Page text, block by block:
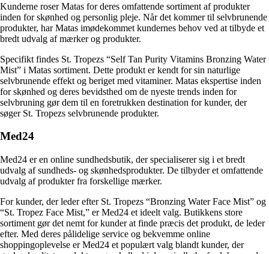
Kunderne roser Matas for deres omfattende sortiment af produkter
inden for skønhed og personlig pleje. Når det kommer til selvbrunende
produkter, har Matas imødekommet kundernes behov ved at tilbyde et
bredt udvalg af mærker og produkter.
Specifikt findes St. Tropezs “Self Tan Purity Vitamins Bronzing Water
Mist” i Matas sortiment. Dette produkt er kendt for sin naturlige
selvbrunende effekt og beriget med vitaminer. Matas ekspertise inden
for skønhed og deres bevidsthed om de nyeste trends inden for
selvbruning gør dem til en foretrukken destination for kunder, der
søger St. Tropezs selvbrunende produkter.
Med24
Med24 er en online sundhedsbutik, der specialiserer sig i et bredt
udvalg af sundheds- og skønhedsprodukter. De tilbyder et omfattende
udvalg af produkter fra forskellige mærker.
For kunder, der leder efter St. Tropezs “Bronzing Water Face Mist” og
“St. Tropez Face Mist,” er Med24 et ideelt valg. Butikkens store
sortiment gør det nemt for kunder at finde præcis det produkt, de leder
efter. Med deres pålidelige service og bekvemme online
shoppingoplevelse er Med24 et populært valg blandt kunder, der